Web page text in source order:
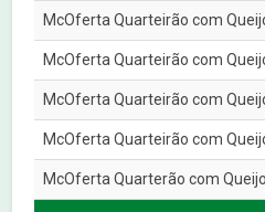
McOferta Quarteirão com
McOferta Quarteirão com
McOferta Quarteirão com
McOferta Quarteirão com
McOferta Quarterão com